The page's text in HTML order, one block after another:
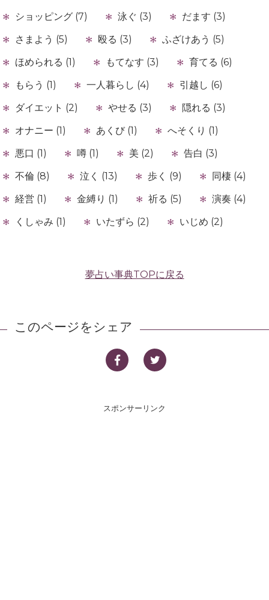
ショッピング (7)
泳ぐ (3)
だます (3)
さまよう (5)
殴る (3)
ふざけあう (5)
ほめられる (1)
もてなす (3)
育てる (6)
もらう (1)
一人暮らし (4)
引越し (6)
ダイエット (2)
やせる (3)
隠れる (3)
オナニー (1)
あくび (1)
へそくり (1)
悪口 (1)
噂 (1) 美 (2)
告白 (3)
不倫 (8)
泣く (13) 歩く (9)
同棲 (4)
経営 (1)
金縛り (1) 祈る (5)
演奏 (4)
くしゃみ (1)
いたずら (2) いじめ (2)
夢占い事典TOPに戻る
このページをシェア
スポンサーリンク